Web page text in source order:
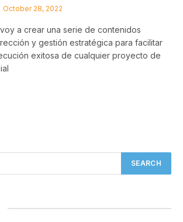
October 28, 2022
a crear una serie de contenidos
y gestión estratégica para facilitar
exitosa de cualquier proyecto de